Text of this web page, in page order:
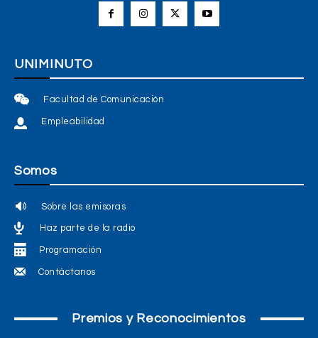
UNIMINUTO
Facultad de Comunicación
Empleabilidad
Somos
Sobre las emisoras
Haz parte de la radio
Programación
Contáctanos
Premios y Reconocimientos